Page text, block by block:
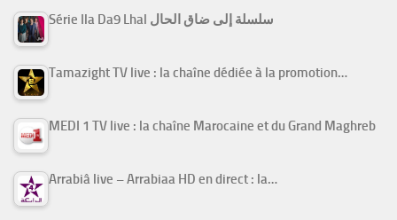
Série Ila Da9 Lhal سلسلة إلى ضاق الحال
Tamazight TV live : la chaîne dédiée à la promotion…
MEDI 1 TV live : la chaîne Marocaine et du Grand Maghreb
Arrabiâ live – Arrabiaa HD en direct : la…